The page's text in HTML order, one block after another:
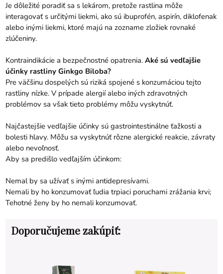
Je dôležité poradiť sa s lekárom, pretože rastlina môže
interagovať s určitými liekmi, ako sú ibuprofén, aspirín, diklofenak
alebo inými liekmi, ktoré majú na zozname zložiek rovnaké
zlúčeniny.
Kontraindikácie a bezpečnostné opatrenia.Aké sú vedľajšie
účinky rastliny Ginkgo Biloba?
Pre väčšinu dospelých sú riziká spojené s konzumáciou tejto
rastliny nízke. V prípade alergií alebo iných zdravotných
problémov sa však tieto problémy môžu vyskytnúť.
Najčastejšie vedľajšie účinky sú gastrointestinálne ťažkosti a
bolesti hlavy. Môžu sa vyskytnúť rôzne alergické reakcie, závraty
alebo nevoľnosť.
Aby sa predišlo vedľajším účinkom:
Nemal by sa užívať s inými antidepresívami.
Nemali by ho konzumovať ľudia trpiaci poruchami zrážania krvi;
Tehotné ženy by ho nemali konzumovať.
Doporučujeme zakúpiť: